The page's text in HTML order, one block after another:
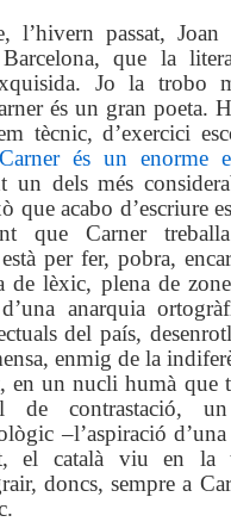
l’hivern passat, Joan
que la
Jo la trobo
és un gran poeta.
tècnic, d’exercici
Carner és un enorme
un dels més
que acabo d’escriure
que Carner
per fer, pobra,
lèxic, plena de
anarquia
del país,
enmig de la
en un nucli humà que
de contrastació,
–l’aspiració
el català viu en la
doncs, sempre a